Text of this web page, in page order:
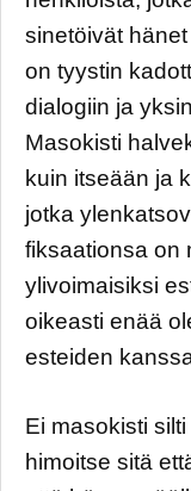
sinetöivät
on tyystin
dialogiin ja
Masokisti
kuin itseään ja
jotka
fiksaationsa on
ylivoimaisiksi
oikeasti enää
esteiden
Ei masokisti
himoitse sitä